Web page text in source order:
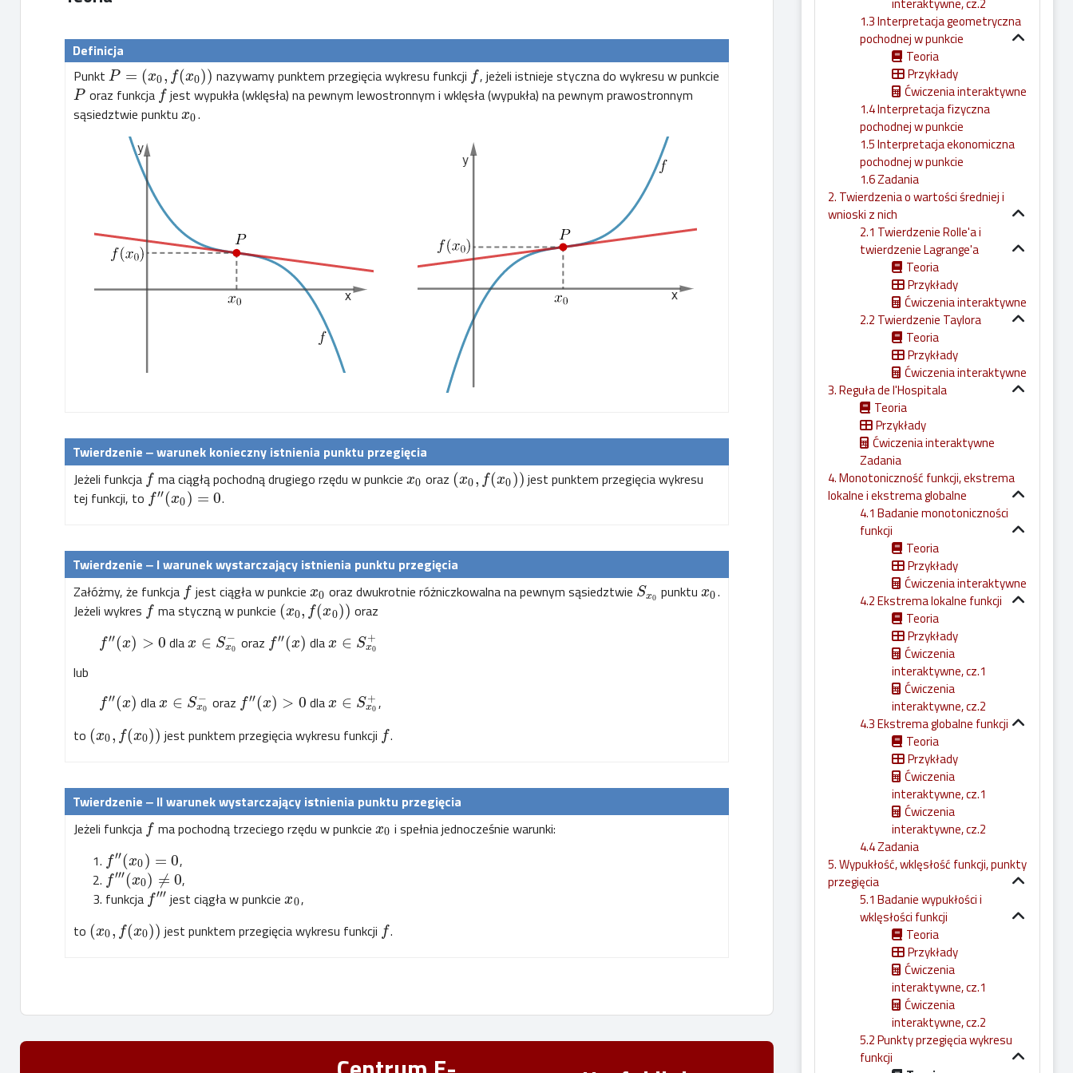
1.3 Interpretacja geometryczna
pochodnej w punkcie
Teoria
Przykłady
Ćwiczenia interaktywne
1.4 Interpretacja fizyczna
pochodnej w punkcie
1.5 Interpretacja ekonomiczna
pochodnej w punkcie
1.6 Zadania
2. Twierdzenia o wartości średniej i
wnioski z nich
2.1 Twierdzenie Rolle'a i
twierdzenie Lagrange'a
Teoria
Przykłady
Ćwiczenia interaktywne
2.2 Twierdzenie Taylora
Teoria
Przykłady
Ćwiczenia interaktywne
3. Reguła de l'Hospitala
Teoria
Przykłady
Ćwiczenia interaktywne
Zadania
4. Monotoniczność funkcji, ekstrema
lokalne i ekstrema globalne
4.1 Badanie monotoniczności
funkcji
Teoria
Przykłady
Ćwiczenia interaktywne
4.2 Ekstrema lokalne funkcji
Teoria
Przykłady
Ćwiczenia
interaktywne, cz.1
Ćwiczenia
interaktywne, cz.2
4.3 Ekstrema globalne funkcji
Teoria
Przykłady
Ćwiczenia
interaktywne, cz.1
Ćwiczenia
interaktywne, cz.2
4.4 Zadania
5. Wypukłość, wklęsłość funkcji, punkty
przegięcia
5.1 Badanie wypukłości i
wklęsłości funkcji
Teoria
Przykłady
Ćwiczenia
interaktywne, cz.1
Ćwiczenia
interaktywne, cz.2
5.2 Punkty przegięcia wykresu
funkcji
Punkt P = (x0, f(x0)) nazywamy punktem przegięcia wykresu funkcji f, jeżeli istnieje styczna do wykresu w punkcie
P oraz funkcja f jest wypukła (wklęsła) na pewnym lewostronnym i wklęsła (wypukła) na pewnym prawostronnym
sąsiedztwie punktu x0.
‒ warunek konieczny istnienia punktu przegięcia
Jeżeli funkcja f ma ciągłą pochodną drugiego rzędu w punkcie x0 oraz (x0, f(x0)) jest punktem przegięcia wykresu
tej funkcji, to f′′(x0) = 0.
‒ I warunekwystarczający istnienia punktu przegięcia
Załóżmy, że funkcja f jest ciągła w punkcie x0 oraz dwukrotnie różniczkowalna na pewnym sąsiedztwie Sx0 punktux0.
Jeżeli wykres f ma styczną w punkcie (x0, f(x0)) oraz
f′′(x) > 0 dlax ∈ S−
x0 oraz f′′(x) dlax ∈ S+
x0
lub
f′′(x) dlax ∈ S−
x0 oraz f′′(x) > 0 dlax ∈ S+
x0 ,
to (x0, f(x0)) jest punktem przegięcia wykresu funkcji f.
‒ II warunekwystarczający istnienia punktu przegięcia
Jeżeli funkcja f ma pochodną trzeciego rzędu w punkcie x0 i spełnia jednocześnie warunki:
f′′(x0) = 0,
f′′′(x0) ≠ 0,
funkcja f′′′ jest ciągła w punkciex0 ,
to (x0, f(x0)) jest punktem przegięcia wykresu funkcji f.